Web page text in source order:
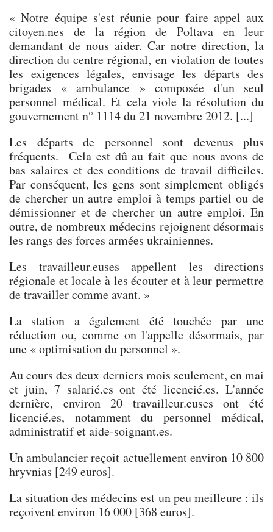
« Notre équipe s'est réunie pour faire appel aux
citoyen.nes de la région de Poltava en leur
demandant de nous aider. Car notre direction, la
direction du centre régional, en violation de toutes
les exigences légales, envisage les départs des
brigades « ambulance » composée d'un seul
personnel médical. Et cela viole la résolution du
gouvernement n° 1114 du 21 novembre 2012. [...]
Les départs de personnel sont devenus plus
fréquents. Cela est dû au fait que nous avons de
bas salaires et des conditions de travail difficiles.
Par conséquent, les gens sont simplement obligés
de chercher un autre emploi à temps partiel ou de
démissionner et de chercher un autre emploi. En
outre, de nombreux médecins rejoignent désormais
les rangs des forces armées ukrainiennes.
Les travailleur.euses appellent les directions
régionale et locale à les écouter et à leur permettre
de travailler comme avant. »
La station a également été touchée par une
réduction ou, comme on l'appelle désormais, par
une « optimisation du personnel ».
Au cours des deux derniers mois seulement, en mai
et juin, 7 salarié.es ont été licencié.es. L'année
dernière, environ 20 travailleur.euses ont été
licencié.es, notamment du personnel médical,
administratif et aide-soignant.es.
Un ambulancier reçoit actuellement environ 10 800
hryvnias [249 euros].
La situation des médecins est un peu meilleure : ils
reçoivent environ 16 000 [368 euros].